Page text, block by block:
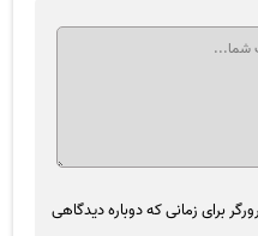
برای زمانی که دوباره دیدگاهی